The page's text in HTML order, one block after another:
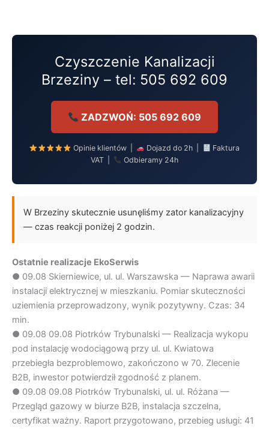
treści
Czyszczenie Kanalizacji
Brzeziny – tel: 505 692 609
ZADZWOŃ: 505 692 609
Opinie klientów | Dojazd do 2h |
Faktura
VAT |
Odbieramy 24h
W Brzeziny skutecznie usunęliśmy zator kanalizacyjny
— czas reakcji poniżej 2 godzin.
Ostatnie realizacje EkoSerwis
● 09.08 Skierniewice, ul. ul. Warszawska — Naprawa awarii
instalacji elektrycznej w mieszkaniu. Pomiar skuteczności
uziemienia przeprowadzony, wynik pozytywny. Czas: 34
min.
● 09.08 09.08 Piotrków Trybunalski — Realizacja wykopu
pod instalację wodociągową przy ul. ul. Kwiatowa
przebiegła bezproblemowo, zakończono w 70. Zlecenie
B2B, inwestor potwierdził zgodność z planem.
● 09.08 09.08 Piotrków Trybunalski, ul. ul. Różana —
Przegląd gazowy w biurze B2B, instalacja szczelna,
certyfikat ważny. Raport przygotowano, przebieg usługi: 41